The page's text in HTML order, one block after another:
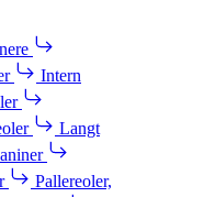
Intern
Langt
Pallereoler,